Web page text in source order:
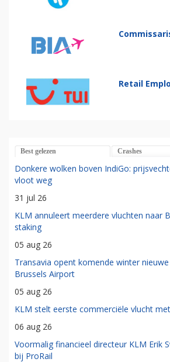
Retail
Best gelezen Crashes
Donkere wolken boven IndiGo:
vloot weg
31 jul 26
KLM annuleert meerdere vluchten naar
staking
05 aug 26
Transavia opent komende winter
Brussels Airport
05 aug 26
KLM stelt eerste commerciële vlucht
06 aug 26
Voormalig financieel directeur KLM Erik
bij ProRail